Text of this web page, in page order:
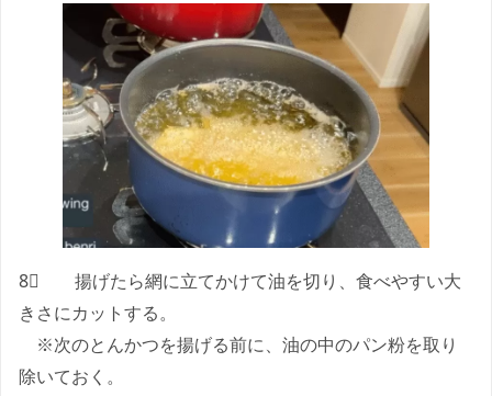
8⃣ 揚げたら網に立てかけて油を切り、食べやすい大
きさにカットする。
※次のとんかつを揚げる前に、油の中のパン粉を取り
除いておく。